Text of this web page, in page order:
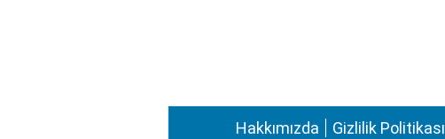
Hakkımızda Gizlilik Politikası